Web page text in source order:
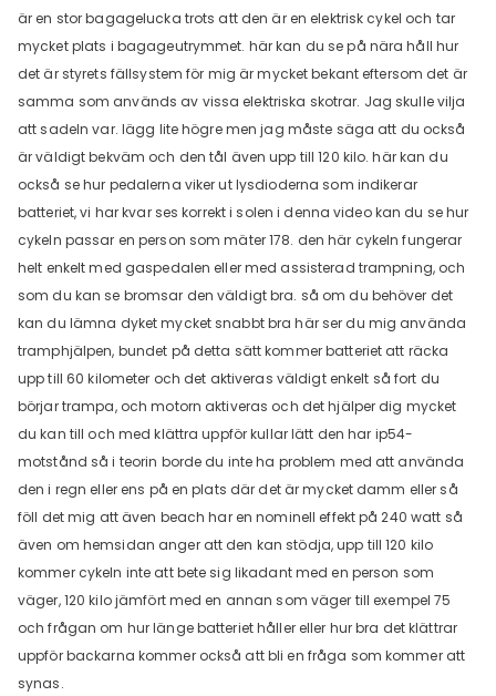
är en stor bagagelucka trots att den är en elektrisk cykel och tar
mycket plats i bagageutrymmet. här kan du se på nära håll hur
det är styrets fällsystem för mig är mycket bekant eftersom det är
samma som används av vissa elektriska skotrar. Jag skulle vilja
att sadeln var. lägg lite högre men jag måste säga att du också
är väldigt bekväm och den tål även upp till 120 kilo. här kan du
också se hur pedalerna viker ut lysdioderna som indikerar
batteriet, vi har kvar ses korrekt i solen i denna video kan du se hur
cykeln passar en person som mäter 178. den här cykeln fungerar
helt enkelt med gaspedalen eller med assisterad trampning, och
som du kan se bromsar den väldigt bra. så om du behöver det
kan du lämna dyket mycket snabbt bra här ser du mig använda
tramphjälpen, bundet på detta sätt kommer batteriet att räcka
upp till 60 kilometer och det aktiveras väldigt enkelt så fort du
börjar trampa, och motorn aktiveras och det hjälper dig mycket
du kan till och med klättra uppför kullar lätt den har ip54-
motstånd så i teorin borde du inte ha problem med att använda
den i regn eller ens på en plats där det är mycket damm eller så
föll det mig att även beach har en nominell effekt på 240 watt så
även om hemsidan anger att den kan stödja, upp till 120 kilo
kommer cykeln inte att bete sig likadant med en person som
väger, 120 kilo jämfört med en annan som väger till exempel 75
och frågan om hur länge batteriet håller eller hur bra det klättrar
uppför backarna kommer också att bli en fråga som kommer att
synas.